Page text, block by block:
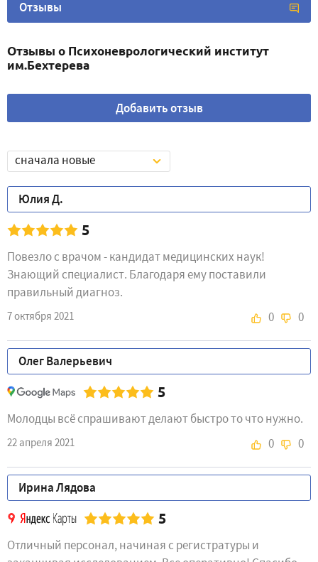
Отзывы
Отзывы о Психоневрологический институт
им.Бехтерева
Добавить отзыв
сначала новые
Юлия Д.
5
Повезло с врачом - кандидат медицинских наук!
Знающий специалист. Благодаря ему поставили
правильный диагноз.
7 октября 2021 0 0
Олег Валерьевич
5
Молодцы всё спрашивают делают быстро то что нужно.
22 апреля 2021 0 0
Ирина Лядовa
5
Отличный персонал, начиная с регистратуры и